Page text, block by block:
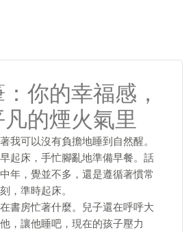
你的幸福感，
的煙火氣里
我可以沒有負擔地睡到自然醒。
起床，手忙腳亂地準備早餐。話
年，覺並不多，還是遵循著慣常
，準時起床。
書房忙著什麼。兒子還在呼呼大
，讓他睡吧，現在的孩子壓力